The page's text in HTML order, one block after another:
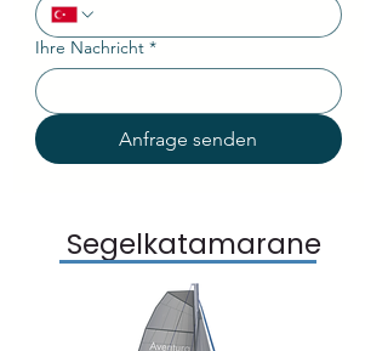
Ihre Nachricht *
Anfrage senden
Segelkatamarane